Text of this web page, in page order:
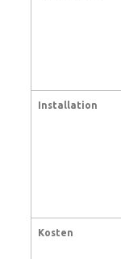
Installation
Kosten